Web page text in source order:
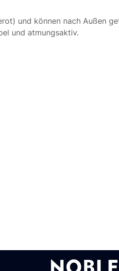
und können nach Außen
und atmungsaktiv.